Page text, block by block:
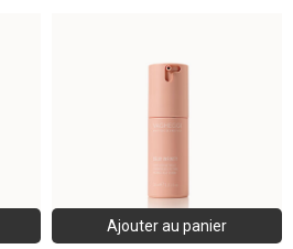
Ajouter au panier